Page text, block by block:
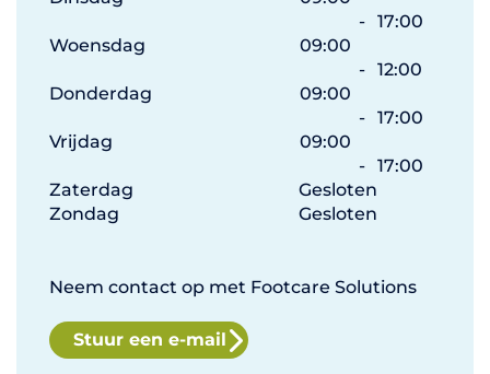
- 17:00
Woensdag
09:00
- 12:00
Donderdag
09:00
- 17:00
Vrijdag
09:00
- 17:00
Zaterdag
Gesloten
Zondag
Gesloten
Neem contact op met Footcare Solutions
Stuur een e-mail